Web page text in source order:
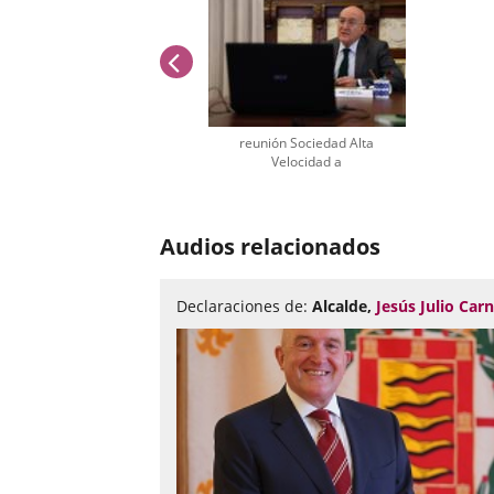
reunión Sociedad Alta
Velocidad a
diapositivas:
anterior
Audios relacionados
Declaraciones de:Alcalde, Jesús Julio